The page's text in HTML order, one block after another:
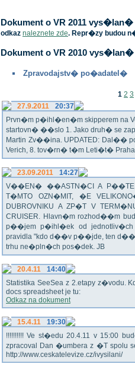
Dokument o VR 2011
odkaz naleznete zde. Repr�zy budou
Dokument o VR 2010
Zpravodajstv� po�adatel�
1 2 3
27.9.2011
20:37
Prvn�m p�ihl�en�m skipperem na
startovn� ��slo 1. Jako druh� se
Martin Zv��ina. UPDATED: Dal��
Verich, 8. tov�rn� t�m Leti�t� Praha
23.09.2011
14:27
V��EN� ��ASTN�CI A
T�MTO OZN�MIT, �E
DUBROVNIKU A ZP�T V
CRUISER. Hlavn�m rozhod��m
p��jem p�ihl�ek od
pravidla "kdo d��v p��jde, ten
trhu ne�pln�ch pos�dek. JB
20.4.11
14:40
Statistika SeeSea z 2.etapy z�vodu.
docs spreadsheet je tu:
Odkaz na dokument
15.4.11
19:30
!!!!!!!!!! Ve st�edu 20.4.11 v 15:00
zpracoval Dan �umbera z �T spolu
http://www.ceskatelevize.cz/ivysilani/